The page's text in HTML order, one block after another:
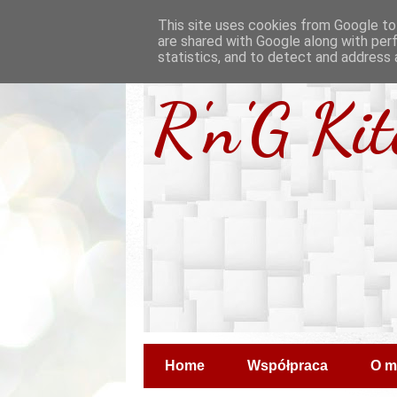
R'n'G
Home Współpraca O
This site uses cookies from Google
are shared with Google along with
statistics, and to detect and address